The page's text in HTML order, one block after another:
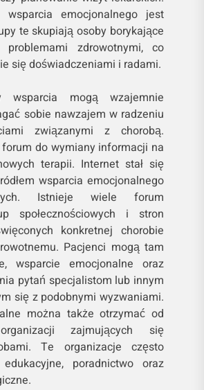
wsparcia emocjonalnego jest
te skupiają osoby borykające
zdrowotnymi, co
się doświadczeniami i radami.
wsparcia mogą wzajemnie
sobie nawzajem w radzeniu
związanymi z chorobą.
forum do wymiany informacji na
terapii. Internet stał się
wsparcia emocjonalnego
Istnieje wiele forum
społecznościowych i stron
konkretnej chorobie
Pacjenci mogą tam
wsparcie emocjonalne oraz
pytań specjalistom lub innym
się z podobnymi wyzwaniami.
można także otrzymać od
zajmujących się
Te organizacje często
poradnictwo oraz